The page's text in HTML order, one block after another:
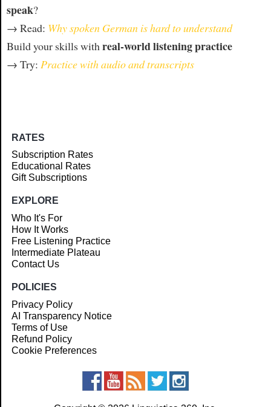
speak?
→ Read: Why spoken German is hard to understand
Build your skills withreal-world listening practice
→ Try: Practice with audio and transcripts
RATES
Subscription Rates
Educational Rates
Gift Subscriptions
EXPLORE
Who It's For
How It Works
Free Listening Practice
Intermediate Plateau
Contact Us
POLICIES
Privacy Policy
AI Transparency Notice
Terms of Use
Refund Policy
Cookie Preferences